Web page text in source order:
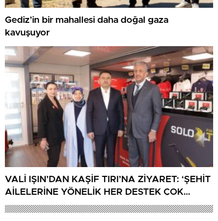
Gediz’in bir mahallesi daha doğal gaza
kavuşuyor
VALİ IŞIN’DAN KAŞİF TIRI’NA ZİYARET: ‘ŞEHİT
AİLELERİNE YÖNELİK HER DESTEK ÇOK
DEĞERLİ’